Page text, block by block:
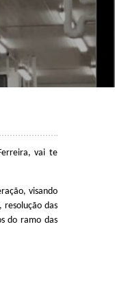
vai te
visando
resolução das
do ramo das